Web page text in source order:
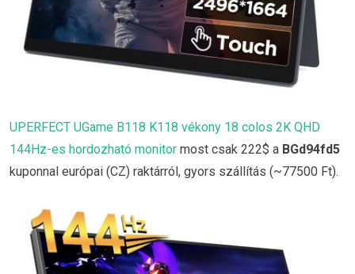
UPERFECT UGame B118 K118 vékony 18 colos 2K QHD
144Hz-es hordozható monitor most csak 222$ a BGd94fd5
kuponnal európai (CZ) raktárról, gyors szállítás (~77500 Ft).